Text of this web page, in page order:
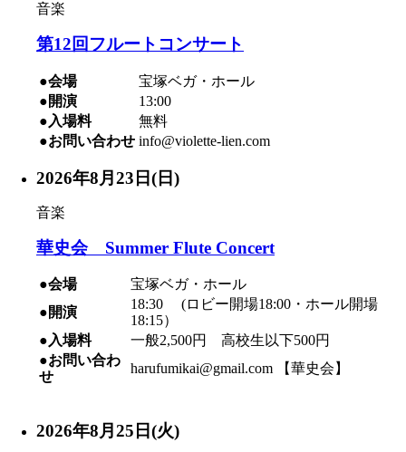
音楽
第12回フルートコンサート
●会場
宝塚ベガ・ホール
●開演
13:00
●入場料
無料
●お問い合わせ info@violette-lien.com
2026年8月23日(日)
音楽
華史会 Summer Flute Concert
●会場
宝塚ベガ・ホール
●開演
18:30 (ロビー開場18:00・ホール開場
18:15）
●入場料
一般2,500円 高校生以下500円
●お問い合わ
せ
harufumikai@gmail.com 【華史会】
2026年8月25日(火)